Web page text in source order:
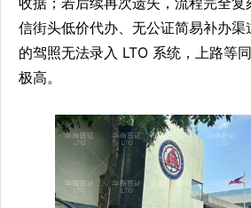
信街头低价代办、无公证简易补办渠
的驾照无法录入 LTO 系统，上路等
极高。